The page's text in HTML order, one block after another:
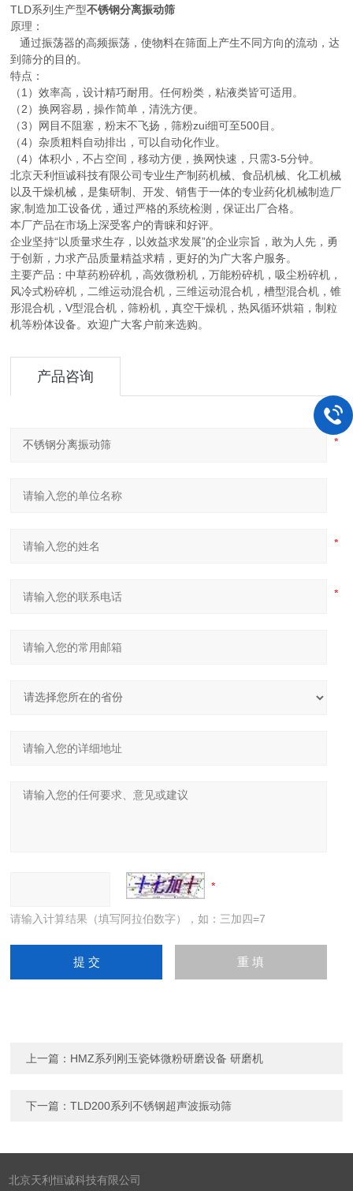
TLD系列生产型不锈钢分离振动筛
原理：
通过振荡器的高频振荡，使物料在筛面上产生不同方向的流动，达
到筛分的目的。
特点：
（1）效率高，设计精巧耐用。任何粉类，粘液类皆可适用。
（2）换网容易，操作简单，清洗方便。
（3）网目不阻塞，粉末不飞扬，筛粉zui细可至500目。
（4）杂质粗料自动排出，可以自动化作业。
（4）体积小，不占空间，移动方便，换网快速，只需3-5分钟。
北京天利恒诚科技有限公司专业生产制药机械、食品机械、化工机械
以及干燥机械，是集研制、开发、销售于一体的专业药化机械制造厂
家,制造加工设备优，通过严格的系统检测，保证出厂合格。
本厂产品在市场上深受客户的青睐和好评。
企业坚持“以质量求生存，以效益求发展”的企业宗旨，敢为人先，勇
于创新，力求产品质量精益求精，更好的为广大客户服务。
主要产品：中草药粉碎机，高效微粉机，万能粉碎机，吸尘粉碎机，
风冷式粉碎机，二维运动混合机，三维运动混合机，槽型混合机，锥
形混合机，V型混合机，筛粉机，真空干燥机，热风循环烘箱，制粒
机等粉体设备。欢迎广大客户前来选购。
产品咨询
请输入计算结果（填写阿拉伯数字），如：三加四=7
上一篇： HMZ系列刚玉瓷钵微粉研磨设备 研磨机
下一篇：TLD200系列不锈钢超声波振动筛
北京天利恒诚科技有限公司